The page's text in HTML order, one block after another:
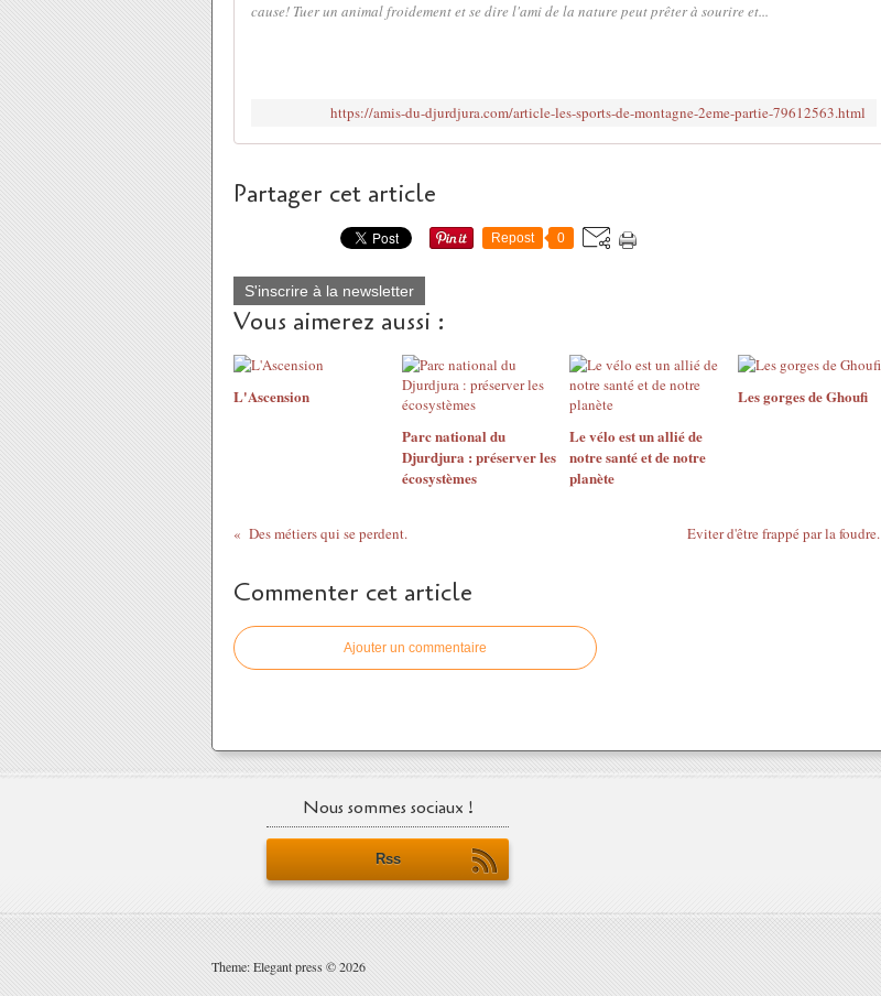
cause! Tuer un animal froidement et se dire l'ami de la nature peut prêter à sourire et...
https://amis-du-djurdjura.com/article-les-sports-de-montagne-2eme-partie-79612563.html
Partager cet article
Repost 0
S'inscrire à la newsletter
Vous aimerez aussi :
L'Ascension
Parc national du
Djurdjura : préserver les
écosystèmes
Le vélo est un allié de
notre santé et de notre
planète
Les gorges de Ghoufi
Des métiers qui se perdent. Eviter d'être frappé par la foudre.
Commenter cet article
Ajouter un commentaire
Nous sommes sociaux !
Rss
Theme: Elegant press © 2026